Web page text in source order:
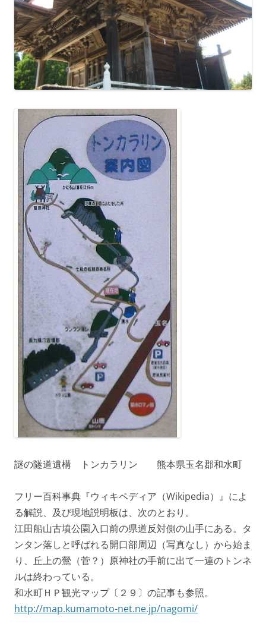
謎の隧道遺構 トンカラリン 熊本県玉名郡和水町
フリー百科事典『ウィキペディア（Wikipedia）』によ
る解説、及び現地説明板は、次のとおり。
江田船山古墳公園入口前の県道反対側の山手にある。タ
ンタン落しと呼ばれる開口部周辺（写真なし）から始ま
り、丘上の鶯（菅？）原神社の手前に出て一連のトンネ
ルは終わっている。
和水町ＨＰ観光マップ〔２９〕の記事も参照。
http://map.kumamoto-net.ne.jp/nagomi/